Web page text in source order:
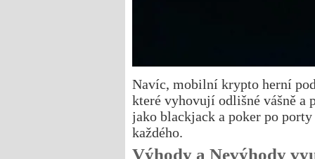
Navíc, mobilní krypto herní
které vyhovují odlišné vášně a
jako blackjack a poker po
každého.
Výhody a Nevýhody